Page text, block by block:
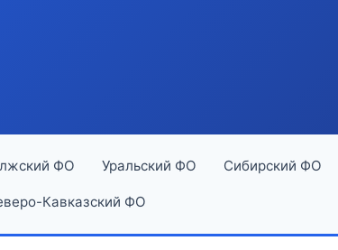
ФО Уральский ФО Сибирский ФО
Кавказский ФО